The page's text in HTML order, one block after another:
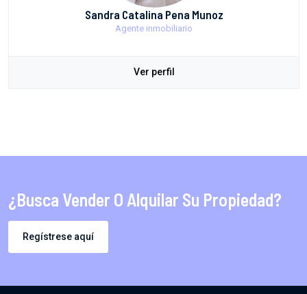
Sandra Catalina Pena Munoz
Agente inmobiliario
Ver perfil
¿Busca Vender O Alquilar Su Propiedad?
Regístrese aquí